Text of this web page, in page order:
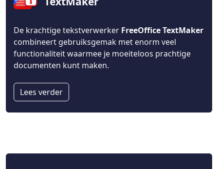
De krachtige tekstverwerker FreeOffice TextMaker
combineert gebruiksgemak met enorm veel
functionaliteit waarmee je moeiteloos prachtige
documenten kunt maken.
Lees verder